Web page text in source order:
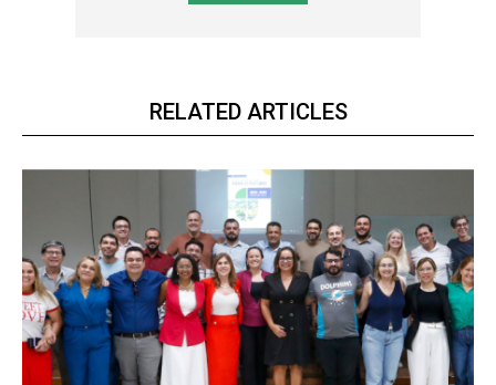
RELATED ARTICLES